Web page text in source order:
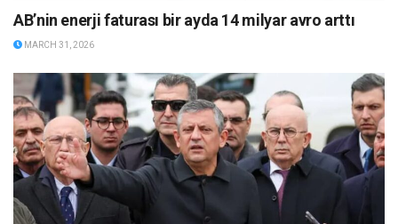
AB’nin enerji faturası bir ayda 14 milyar avro arttı
MARCH 31, 2026